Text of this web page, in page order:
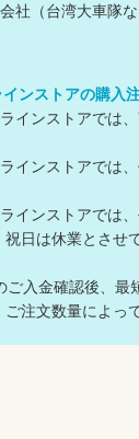
社（台湾大車隊
ンストアの購入
インストアでは
インストアでは
インストアでは
日は休業とさせ
ご入金確認後、最
注文数量によっ